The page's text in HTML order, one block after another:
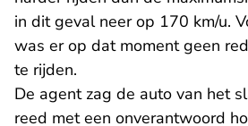
in dit geval neer op 170 km/u.
was er op dat moment geen
te rijden.
De agent zag de auto van het
reed met een onverantwoord